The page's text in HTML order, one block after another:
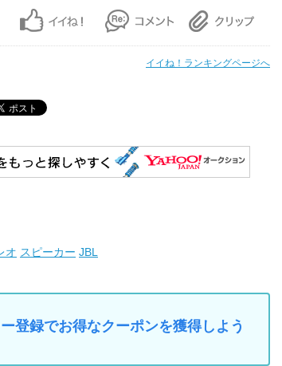
イイね！ランキングページへ
オ スピーカー JBL
登録でお得なクーポンを獲得しよう